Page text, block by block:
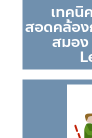
เทคนิ
สอดคล้อง
สมอ